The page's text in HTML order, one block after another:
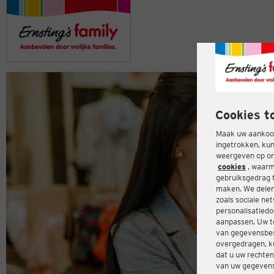
Cookies
Maak uw
ingetrokken,
weergeven op
cookies ,
gebruiksgedrag
maken. We
zoals sociale
aanpassen. Uw
van
overgedragen,
dat u uw
van uw